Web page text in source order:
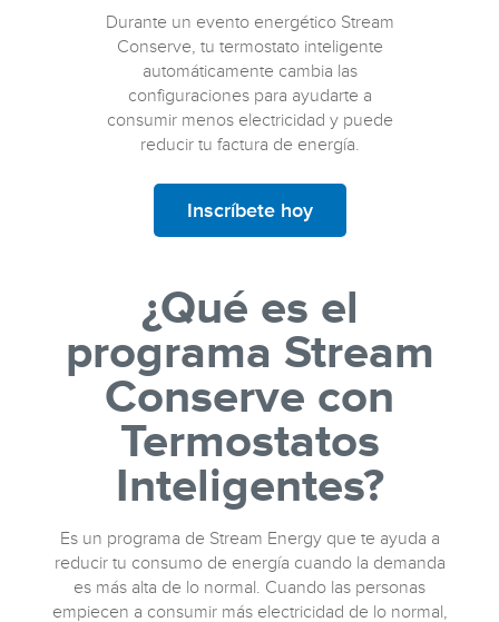
Durante un evento energético Stream
Conserve, tu termostato inteligente
automáticamente cambia las
configuraciones para ayudarte a
consumir menos electricidad y puede
reducir tu factura de energía.
Inscríbete hoy
¿Qué es el
programa Stream
Conserve con
Termostatos
Inteligentes?
Es un programa de Stream Energy que te ayuda a
reducir tu consumo de energía cuando la demanda
es más alta de lo normal. Cuando las personas
empiecen a consumir más electricidad de lo normal,